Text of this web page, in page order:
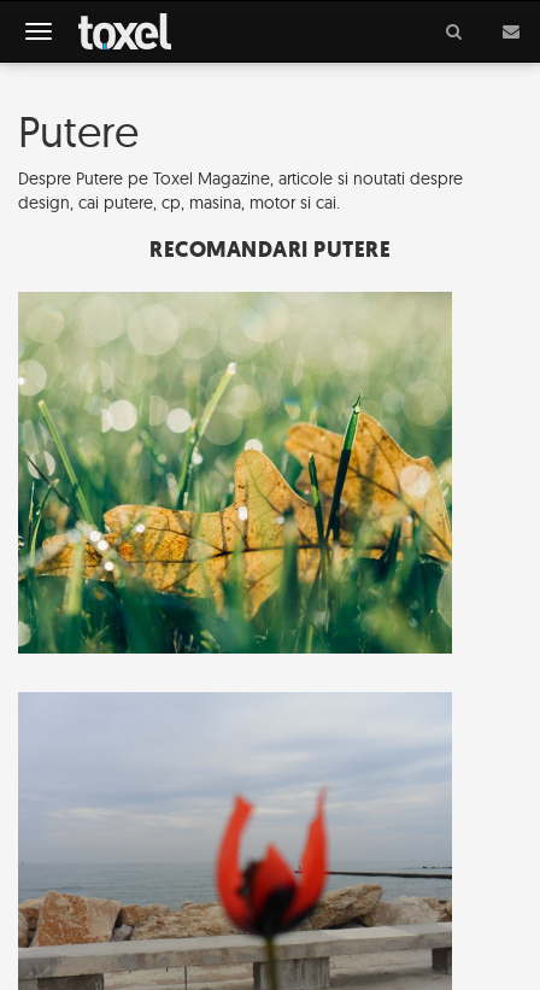
Meniu
Putere
Despre Putere pe Toxel Magazine, articole si noutati despre
design, cai putere, cp, masina, motor si cai.
RECOMANDARI PUTERE